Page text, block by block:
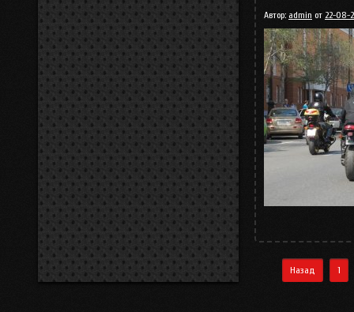
Автор: admin от 22-08-
Назад 1